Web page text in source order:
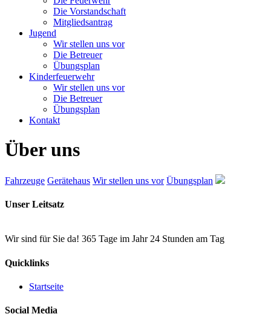
Die Vorstandschaft
Mitgliedsantrag
Jugend
Wir stellen uns vor
Die Betreuer
Übungsplan
Kinderfeuerwehr
Wir stellen uns vor
Die Betreuer
Übungsplan
Kontakt
Über uns
Fahrzeuge Gerätehaus Wir stellen uns vor Übungsplan
Unser Leitsatz
Wir sind für Sie da! 365 Tage im Jahr 24 Stunden am Tag
Quicklinks
Startseite
Social Media